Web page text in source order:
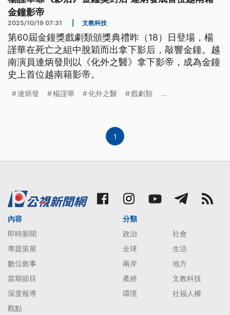
金鐘影帝
2025/10/19 07:31 文教科技
第60屆金鐘獎戲劇類頒獎典禮昨（18）日登場，楊
謹華在死亡之組中脫穎而出拿下影后，敲響金鐘。越
南演員連炳發則以《化外之醫》拿下影帝，成為金鐘
史上首位越南籍影帝。
連炳發 楊謹華 化外之醫 戲劇類 ...
1
內容
即時新聞
專題策展
數位敘事
當期節目
深度報導
觀點
分類
政治
社會
全球
生活
兩岸
地方
產經
文教科技
環境
社福人權